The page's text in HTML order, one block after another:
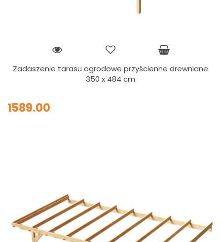
Zadaszenie tarasu ogrodowe przyścienne drewniane
350 x 484 cm
1589.00